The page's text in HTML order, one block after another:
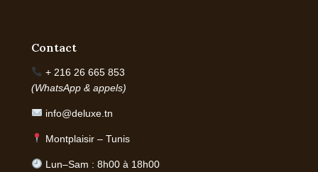
Contact
+ 216 26 665 853
(WhatsApp & appels)
info@deluxe.tn
Montplaisir – Tunis
Lun–Sam : 8h00 à 18h00